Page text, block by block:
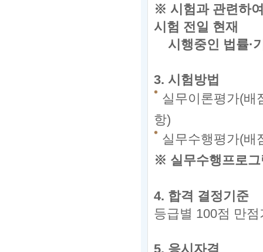
※ 시험과 관련하
시험 전일 현재
시행중인 법률·
3. 시험방법
실무이론평가(배
항)
실무수행평가(배
※ 실무수행프로
4. 합격 결정기준
등급별 100점 만
5. 응시자격